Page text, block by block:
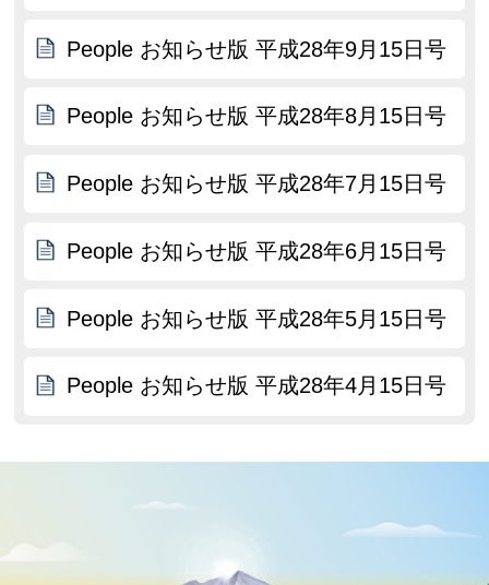
People お知らせ版 平成28年9月15日号
People お知らせ版 平成28年8月15日号
People お知らせ版 平成28年7月15日号
People お知らせ版 平成28年6月15日号
People お知らせ版 平成28年5月15日号
People お知らせ版 平成28年4月15日号